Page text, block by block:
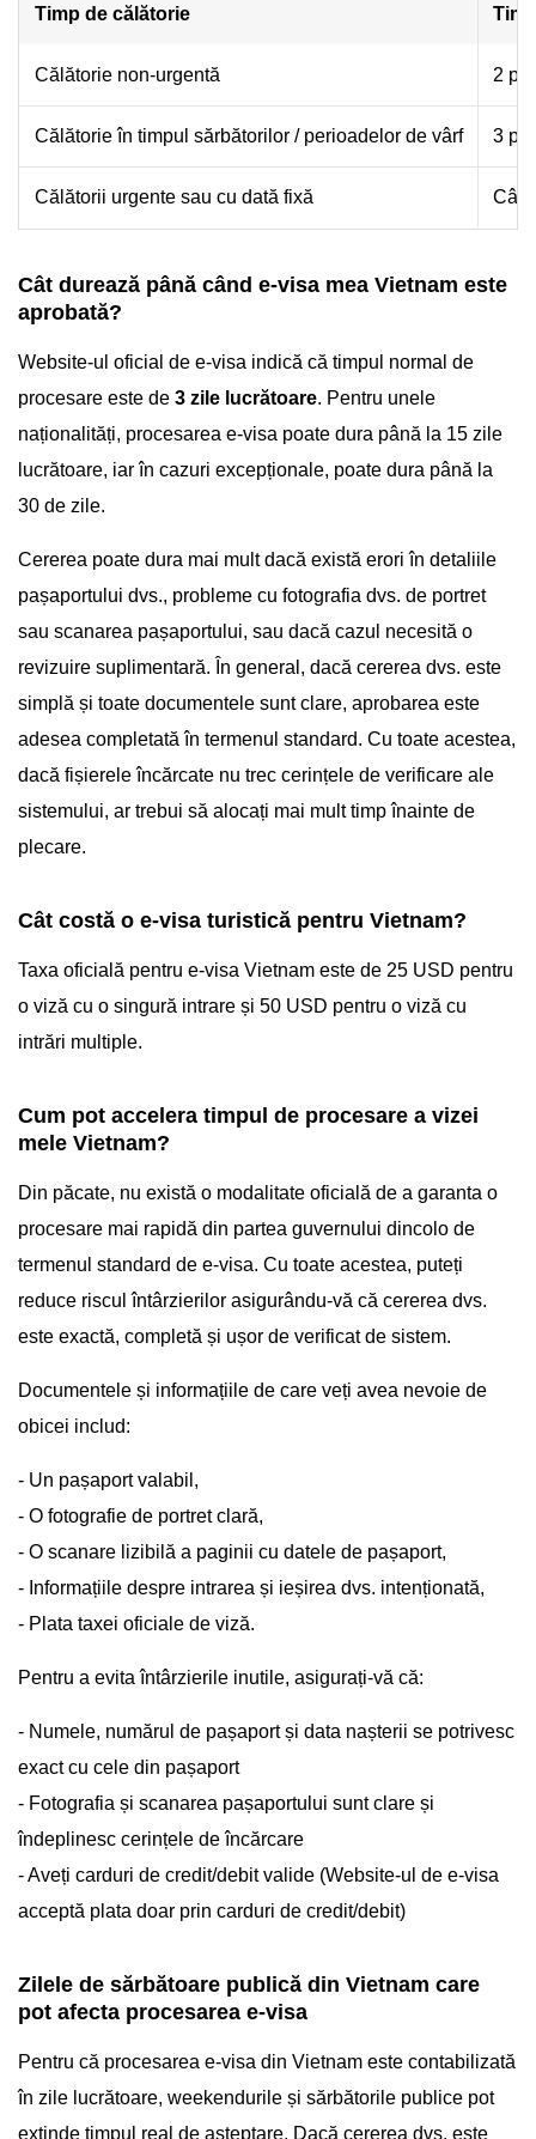
Timp de călătorie
Călătorie non-urgentă 2
Călătorie în timpul sărbătorilor / perioadelor de vârf 3
Călătorii urgente sau cu dată fixă Cât
Cât durează până când e-visa mea Vietnam este
aprobată?
Website-ul oficial de e-visa indică că timpul normal de
procesare este de 3 zile lucrătoare. Pentru unele
naționalități, procesarea e-visa poate dura până la 15 zile
lucrătoare, iar în cazuri excepționale, poate dura până la
30 de zile.
Cererea poate dura mai mult dacă există erori în detaliile
pașaportului dvs., probleme cu fotografia dvs. de portret
sau scanarea pașaportului, sau dacă cazul necesită o
revizuire suplimentară. În general, dacă cererea dvs. este
simplă și toate documentele sunt clare, aprobarea este
adesea completată în termenul standard. Cu toate acestea,
dacă fișierele încărcate nu trec cerințele de verificare ale
sistemului, ar trebui să alocați mai mult timp înainte de
plecare.
Cât costă o e-visa turistică pentru Vietnam?
Taxa oficială pentru e-visa Vietnam este de 25 USD pentru
o viză cu o singură intrare și 50 USD pentru o viză cu
intrări multiple.
Cum pot accelera timpul de procesare a vizei
mele Vietnam?
Din păcate, nu există o modalitate oficială de a garanta o
procesare mai rapidă din partea guvernului dincolo de
termenul standard de e-visa. Cu toate acestea, puteți
reduce riscul întârzierilor asigurându-vă că cererea dvs.
este exactă, completă și ușor de verificat de sistem.
Documentele și informațiile de care veți avea nevoie de
obicei includ:
- Un pașaport valabil,
- O fotografie de portret clară,
- O scanare lizibilă a paginii cu datele de pașaport,
- Informațiile despre intrarea și ieșirea dvs. intenționată,
- Plata taxei oficiale de viză.
Pentru a evita întârzierile inutile, asigurați-vă că:
- Numele, numărul de pașaport și data nașterii se potrivesc
exact cu cele din pașaport
- Fotografia și scanarea pașaportului sunt clare și
îndeplinesc cerințele de încărcare
- Aveți carduri de credit/debit valide (Website-ul de e-visa
acceptă plata doar prin carduri de credit/debit)
Zilele de sărbătoare publică din Vietnam care
pot afecta procesarea e-visa
Pentru că procesarea e-visa din Vietnam este contabilizată
în zile lucrătoare, weekendurile și sărbătorile publice pot
extinde timpul real de așteptare. Dacă cererea dvs. este